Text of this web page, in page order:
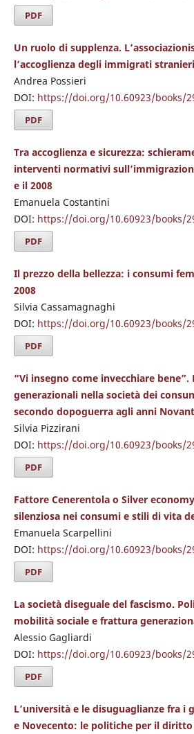
PDF
Un ruolo di supplenza.
l’accoglienza degli immigrati
Andrea Possieri
DOI: https://doi.org/10.60923/books/
PDF
Tra accoglienza e sicurezza:
interventi normativi
e il 2008
Emanuela Costantini
DOI: https://doi.org/10.60923/books/
PDF
Il prezzo della bellezza: i consumi
2008
Silvia Cassamagnaghi
DOI: https://doi.org/10.60923/books/
PDF
“Vi insegno come invecchiare bene”.
generazionali nella società dei
secondo dopoguerra agli anni
Silvia Pizzirani
DOI: https://doi.org/10.60923/books/
PDF
Fattore Cenerentola o Silver
silenziosa nei consumi e stili di vita
Emanuela Scarpellini
DOI: https://doi.org/10.60923/books/
PDF
La società diseguale del fascismo.
mobilità sociale e frattura
Alessio Gagliardi
DOI: https://doi.org/10.60923/books/
PDF
L’università e le disuguaglianze fra i
e Novecento: le politiche per il